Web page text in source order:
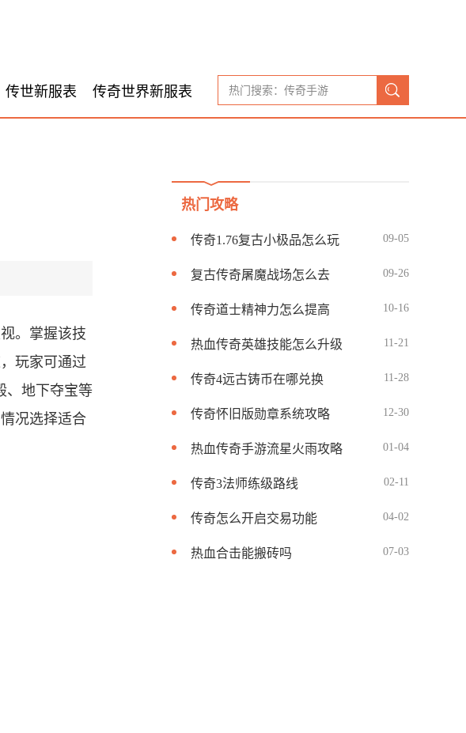
传世新服表 传奇世界新服表
。掌握该技
玩家可通过
、地下夺宝等
况选择适合
热门攻略
传奇1.76复古小极品怎么玩 09-05
复古传奇屠魔战场怎么去 09-26
传奇道士精神力怎么提高 10-16
热血传奇英雄技能怎么升级 11-21
传奇4远古铸币在哪兑换 11-28
传奇怀旧版勋章系统攻略 12-30
热血传奇手游流星火雨攻略 01-04
传奇3法师练级路线 02-11
传奇怎么开启交易功能 04-02
热血合击能搬砖吗 07-03